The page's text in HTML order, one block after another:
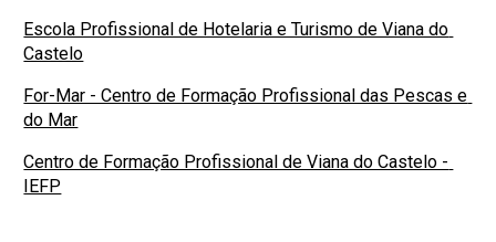
Escola Profissional de Hotelaria e Turismo de Viana do
Castelo
For-Mar - Centro de Formação Profissional das Pescas e
do Mar
Centro de Formação Profissional de Viana do Castelo -
IEFP